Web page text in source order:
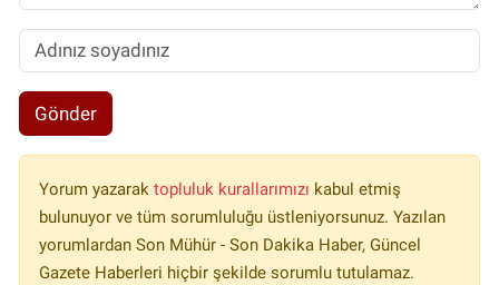
Gönder
Yorum yazarak topluluk kurallarımızı kabul etmiş
bulunuyor ve tüm sorumluluğu üstleniyorsunuz. Yazılan
yorumlardan Son Mühür - Son Dakika Haber, Güncel
Gazete Haberleri hiçbir şekilde sorumlu tutulamaz.